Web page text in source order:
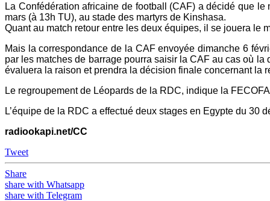
La Confédération africaine de football (CAF) a décidé que
mars (à 13h TU), au stade des martyrs de Kinshasa.
Quant au match retour entre les deux équipes, il se jouera le
Mais la correspondance de la CAF envoyée dimanche 6
par les matches de barrage pourra saisir la CAF au cas où
évaluera la raison et prendra la décision finale concernant la
Le regroupement de Léopards de la RDC, indique la
L’équipe de la RDC a effectué deux stages en Egypte du
radiookapi.net/CC
Tweet
Share
share with Whatsapp
share with Telegram